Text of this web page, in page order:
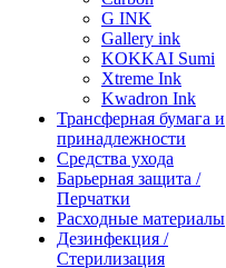
G INK
Gallery ink
KOKKAI Sumi
Xtreme Ink
Kwadron Ink
Трансферная бумага и
принадлежности
Средства ухода
Барьерная защита /
Перчатки
Расходные материалы
Дезинфекция /
Стерилизация